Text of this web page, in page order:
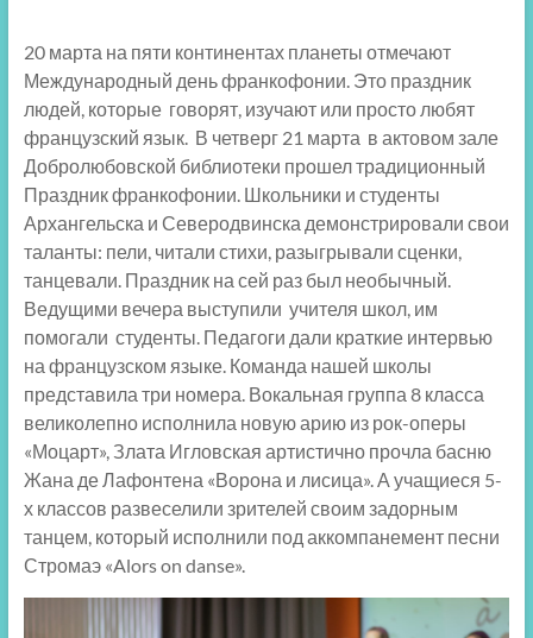
20 марта на пяти континентах планеты отмечают
Международный день франкофонии. Это праздник
людей, которые говорят, изучают или просто любят
французский язык. В четверг 21 марта в актовом зале
Добролюбовской библиотеки прошел традиционный
Праздник франкофонии. Школьники и студенты
Архангельска и Северодвинска демонстрировали свои
таланты: пели, читали стихи, разыгрывали сценки,
танцевали. Праздник на сей раз был необычный.
Ведущими вечера выступили учителя школ, им
помогали студенты. Педагоги дали краткие интервью
на французском языке. Команда нашей школы
представила три номера. Вокальная группа 8 класса
великолепно исполнила новую арию из рок-оперы
«Моцарт», Злата Игловская артистично прочла басню
Жана де Лафонтена «Ворона и лисица». А учащиеся 5-
х классов развеселили зрителей своим задорным
танцем, который исполнили под аккомпанемент песни
Стромаэ «Alors on danse».